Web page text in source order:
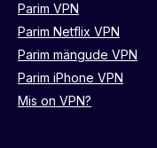
Parim VPN
Parim Netflix VPN
Parim mängude VPN
Parim iPhone VPN
Mis on VPN?